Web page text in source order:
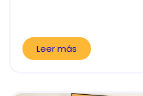
Leer más